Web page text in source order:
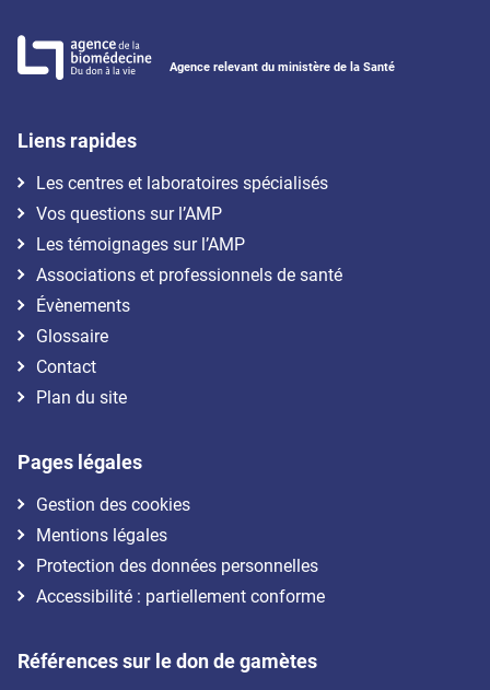
Agence relevant du ministère de la Santé
Liens rapides
Les centres et laboratoires spécialisés
Vos questions sur l’AMP
Les témoignages sur l’AMP
Associations et professionnels de santé
Évènements
Glossaire
Contact
Plan du site
Pages légales
Gestion des cookies
Mentions légales
Protection des données personnelles
Accessibilité : partiellement conforme
Références sur le don de gamètes